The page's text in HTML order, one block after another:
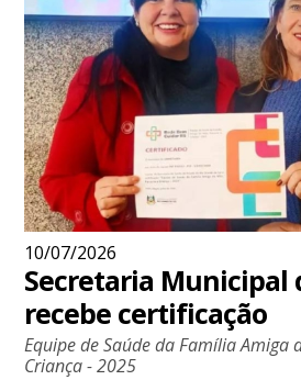
10/07/2026
Secretaria Municipal
recebe certificação
Equipe de Saúde da Família Amiga
Criança - 2025